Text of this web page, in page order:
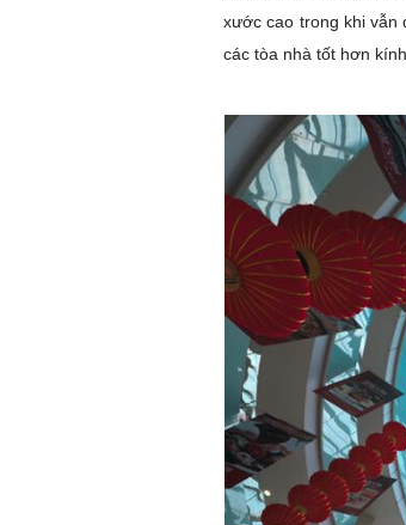
xước cao trong khi vẫn
các tòa nhà tốt hơn